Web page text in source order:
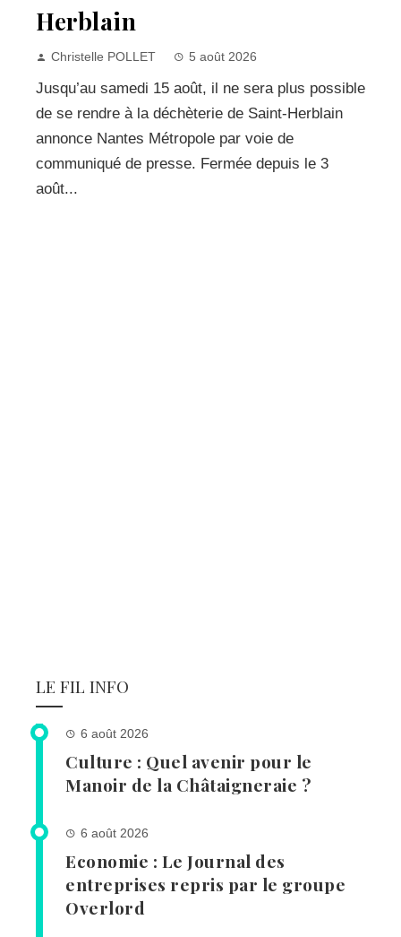
Herblain
Christelle POLLET 5 août 2026
Jusqu’au samedi 15 août, il ne sera plus possible
de se rendre à la déchèterie de Saint-Herblain
annonce Nantes Métropole par voie de
communiqué de presse. Fermée depuis le 3
août...
LE FIL INFO
6 août 2026
Culture : Quel avenir pour le
Manoir de la Châtaigneraie ?
6 août 2026
Economie : Le Journal des
entreprises repris par le groupe
Overlord